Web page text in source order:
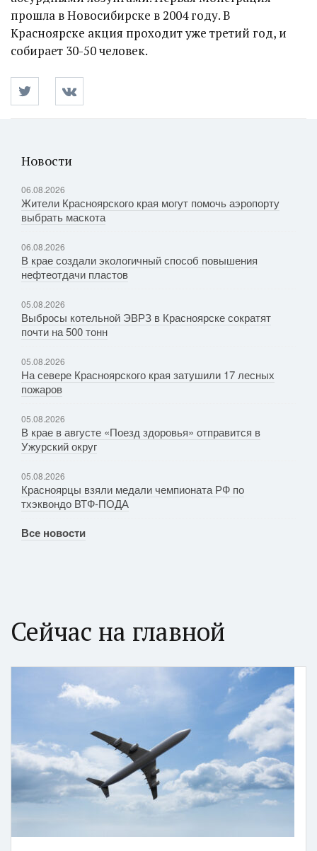
прошла в Новосибирске в 2004 году. В
Красноярске акция проходит уже третий год, и
собирает 30-50 человек.
Новости
06.08.2026
Жители Красноярского края могут помочь аэропорту
выбрать маскота
06.08.2026
В крае создали экологичный способ повышения
нефтеотдачи пластов
05.08.2026
Выбросы котельной ЭВРЗ в Красноярске сократят
почти на 500 тонн
05.08.2026
На севере Красноярского края затушили 17 лесных
пожаров
05.08.2026
В крае в августе «Поезд здоровья» отправится в
Ужурский округ
05.08.2026
Красноярцы взяли медали чемпионата РФ по
тхэквондо ВТФ-ПОДА
Все новости
Сейчас на главной